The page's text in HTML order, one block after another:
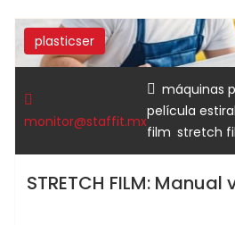
plasticser
monitor@staffit.mx
máquinas
película
film stretch
STRETCH FILM: